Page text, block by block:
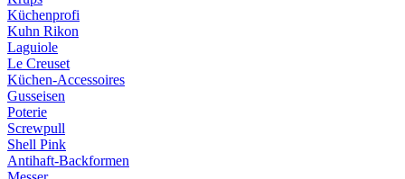
Küchenprofi
Kuhn Rikon
Laguiole
Le Creuset
Küchen-Accessoires
Gusseisen
Poterie
Screwpull
Shell Pink
Antihaft-Backformen